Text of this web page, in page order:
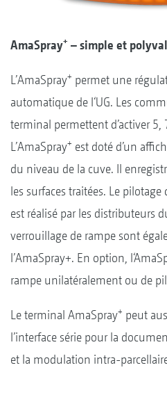
AmaSpray+ – simple et
L’AmaSpray+ permet une
automatique de l‘UG. Les
terminal permettent d’activer 5,
L’AmaSpray+ est doté d’un
du niveau de la cuve. Il
les surfaces traitées. Le
est réalisé par les distributeurs
verrouillage de rampe sont
l’AmaSpray+. En option,
rampe unilatéralement ou de
Le terminal AmaSpray+ peut
l’interface série pour la
et la modulation intra-